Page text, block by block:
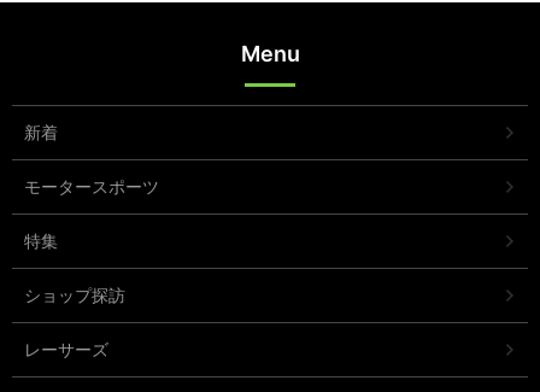
Menu
新着
モータースポーツ
特集
ショップ探訪
レーサーズ